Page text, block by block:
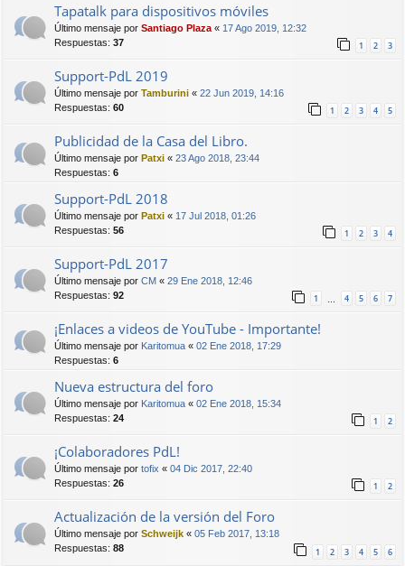
Tapatalk para dispositivos móviles
Último mensaje por Santiago Plaza « 17 Ago 2019, 12:32
Respuestas: 37 1 2 3
Support-PdL 2019
Último mensaje por Tamburini « 22 Jun 2019, 14:16
Respuestas: 60 1 2 3 4 5
Publicidad de la Casa del Libro.
Último mensaje por Patxi « 23 Ago 2018, 23:44
Respuestas: 6
Support-PdL 2018
Último mensaje por Patxi « 17 Jul 2018, 01:26
Respuestas: 56 1 2 3 4
Support-PdL 2017
Último mensaje por CM « 29 Ene 2018, 12:46
Respuestas: 92 1 … 4 5 6 7
¡Enlaces a videos de YouTube - Importante!
Último mensaje por Karitomua « 02 Ene 2018, 17:29
Respuestas: 6
Nueva estructura del foro
Último mensaje por Karitomua « 02 Ene 2018, 15:34
Respuestas: 24 1 2
¡Colaboradores PdL!
Último mensaje por tofix « 04 Dic 2017, 22:40
Respuestas: 26 1 2
Actualización de la versión del Foro
Último mensaje por Schweijk « 05 Feb 2017, 13:18
Respuestas: 88 1 2 3 4 5 6